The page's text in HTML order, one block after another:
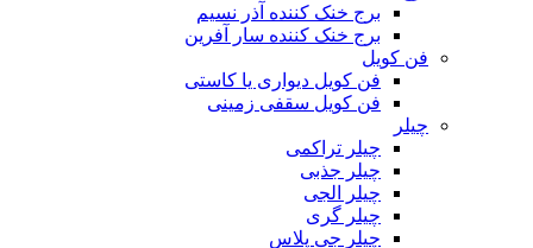
برج خنک کننده آذر نسیم
برج خنک کننده سار آفرین
فن کویل
فن کویل دیواری یا کاستی
فن کویل سقفی زمینی
چیلر
چیلر تراکمی
چیلر جذبی
چیلر الجی
چیلر گری
چیلر جی پلاس